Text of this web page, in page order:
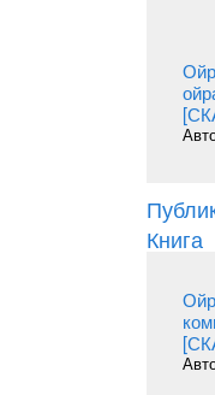
Книга